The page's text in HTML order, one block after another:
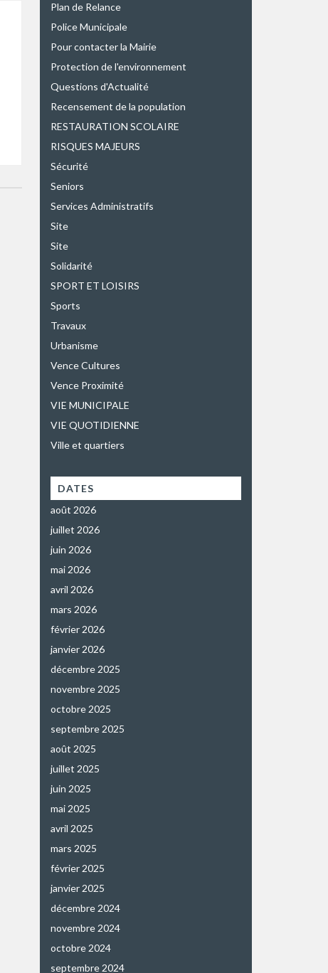
Plan de Relance
Police Municipale
Pour contacter la Mairie
Protection de l'environnement
Questions d'Actualité
Recensement de la population
RESTAURATION SCOLAIRE
RISQUES MAJEURS
Sécurité
Seniors
Services Administratifs
Site
Site
Solidarité
SPORT ET LOISIRS
Sports
Travaux
Urbanisme
Vence Cultures
Vence Proximité
VIE MUNICIPALE
VIE QUOTIDIENNE
Ville et quartiers
DATES
août 2026
juillet 2026
juin 2026
mai 2026
avril 2026
mars 2026
février 2026
janvier 2026
décembre 2025
novembre 2025
octobre 2025
septembre 2025
août 2025
juillet 2025
juin 2025
mai 2025
avril 2025
mars 2025
février 2025
janvier 2025
décembre 2024
novembre 2024
octobre 2024
septembre 2024